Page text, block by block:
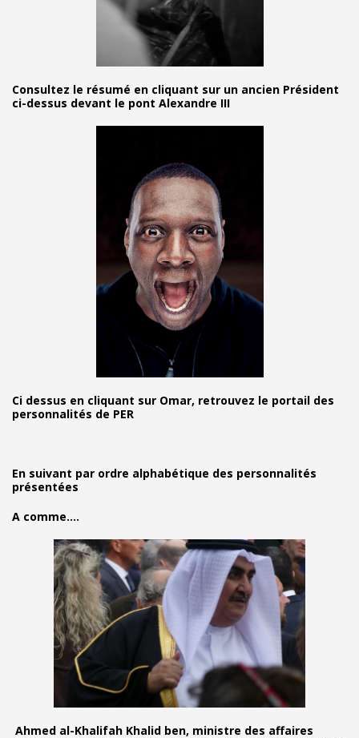
Consultez le résumé en cliquant sur un ancien Président
ci-dessus devant le pont Alexandre III
Ci dessus en cliquant sur Omar, retrouvez le portail des
personnalités de PER
En suivant par ordre alphabétique des personnalités
présentées
A comme....
Ahmed al-Khalifah Khalid ben, ministre des affaires